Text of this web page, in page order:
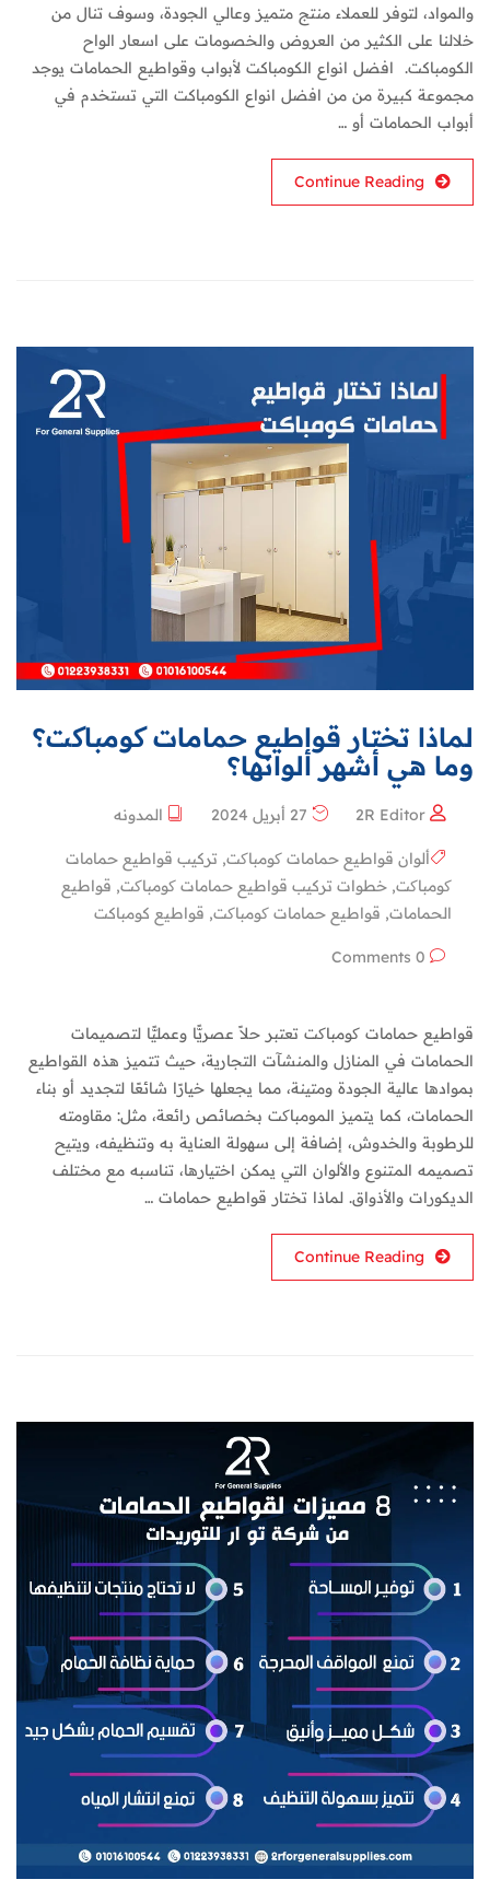
والمواد، لتوفر للعملاء منتج متميز وعالي الجودة، وسوف تنال من
خلالنا على الكثير من العروض والخصومات على اسعار الواح
الكومباكت. افضل انواع الكومباكت لأبواب وقواطيع الحمامات يوجد
مجموعة كبيرة من من افضل انواع الكومباكت التي تستخدم في
أبواب الحمامات أو …
Continue Reading
لماذا تختار قواطيع حمامات کومباکت؟
وما هي أشهر ألوانها؟
2R Editor المدونه
ألوان قواطيع حمامات کومباکت, تركيب قواطيع حمامات
کومباکت, خطوات تركيب قواطيع حمامات کومباکت, قواطيع
الحمامات, قواطيع حمامات کومباکت, قواطيع كومباكت
قواطيع حمامات کومباکت تعتبر حلاً عصريًّا وعمليًّا لتصميمات
الحمامات في المنازل والمنشآت التجارية، حيث تتميز هذه القواطيع
بموادها عالية الجودة ومتينة، مما يجعلها خيارًا شائعًا لتجديد أو بناء
الحمامات، كما يتميز المومباکت بخصائص رائعة، مثل: مقاومته
للرطوبة والخدوش، إضافة إلى سهولة العناية به وتنظيفه، ويتيح
تصميمه المتنوع والألوان التي يمكن اختيارها، تناسبه مع مختلف
الديكورات والأذواق. لماذا تختار قواطيع حمامات …
Continue Reading